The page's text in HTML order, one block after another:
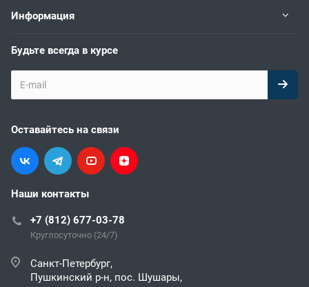
Информация
Будьте всегда в курсе
Оставайтесь на связи
Наши контакты
+7 (812) 677-03-78
Круглосуточно (24/7)
Санкт-Петербург,
Пушкинский р-н, пос. Шушары,